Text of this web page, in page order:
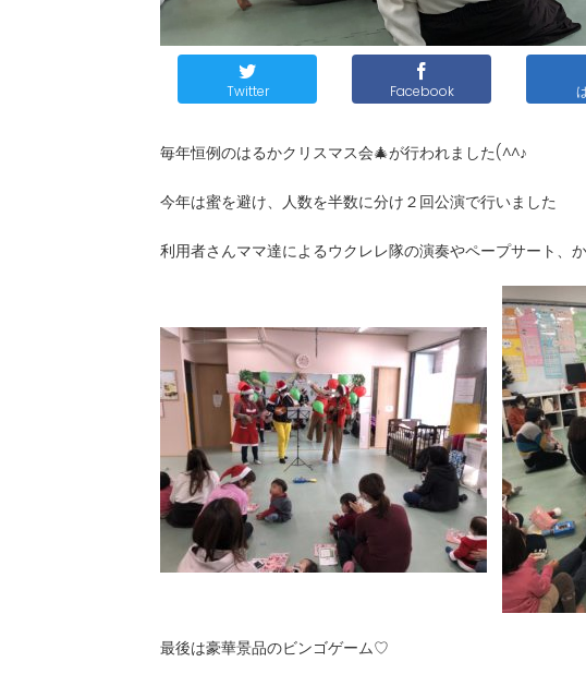
Twitter Facebook
毎年恒例のはるかクリスマス会🎄が行われました(^^♪
今年は蜜を避け、人数を半数に分け２回公演で行いました
利用者さんママ達によるウクレレ隊の演奏やペープサート、
最後は豪華景品のビンゴゲーム♡